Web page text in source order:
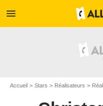
menu
Accueil Stars Réalisateurs